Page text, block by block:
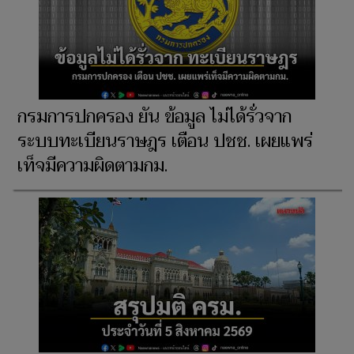
กรมการปกครอง ยัน ข้อมูล ไม่ได้รั่วจาก
ระบบทะเบียนราษฎร เตือน ปชช. เผยแพร่
เท็จมีความผิดตามกม.